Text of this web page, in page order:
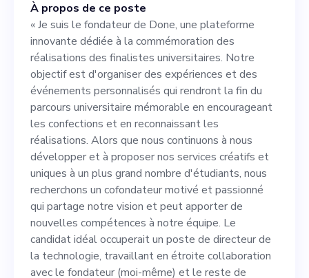
continuons à nous
développer et à proposer
nos services créatifs et
uniques à un plus grand
nombre d'étudiants, nous
recherchons un cofondateur
motivé et passionné qui
partage notre vision et peut
apporter de nouvelles
compétences à notre équipe.
Le candidat idéal occuperait
À propos de ce poste
« Je suis le fondateur de Done, une plateforme
innovante dédiée à la commémoration des
réalisations des finalistes universitaires. Notre
objectif est d'organiser des expériences et des
événements personnalisés qui rendront la fin du
parcours universitaire mémorable en encourageant
les confections et en reconnaissant les
réalisations. Alors que nous continuons à nous
développer et à proposer nos services créatifs et
uniques à un plus grand nombre d'étudiants, nous
recherchons un cofondateur motivé et passionné
qui partage notre vision et peut apporter de
nouvelles compétences à notre équipe. Le
candidat idéal occuperait un poste de directeur de
la technologie, travaillant en étroite collaboration
avec le fondateur (moi-même) et le reste de